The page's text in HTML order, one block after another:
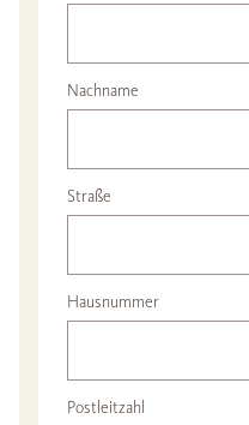
Nachname
Straße
Hausnummer
Postleitzahl